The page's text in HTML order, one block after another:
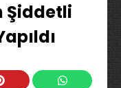
Şiddetli